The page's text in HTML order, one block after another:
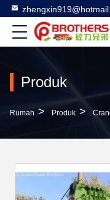
Produk
Rumah > Produk >